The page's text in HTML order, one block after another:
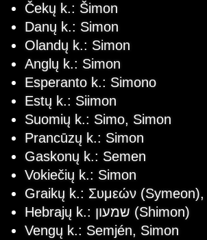
Čekų k.: Šimon
Danų k.: Simon
Olandų k.: Simon
Anglų k.: Simon
Esperanto k.: Simono
Estų k.: Siimon
Suomių k.: Simo, Simon
Prancūzų k.: Simon
Gaskonų k.: Semen
Vokiečių k.: Simon
Graikų k.: Συμεών
Hebrajų k.: שמעון (Shimon)
Vengų k.: Semjén, Simon